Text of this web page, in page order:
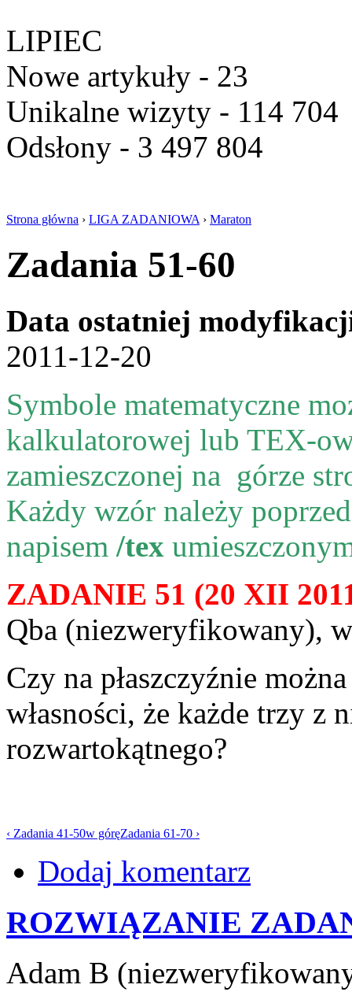
LIPIEC
Nowe artykuły - 23
Unikalne wizyty - 114 704
Odsłony - 3 497 804
Strona główna › LIGA ZADANIOWA › Maraton
Zadania 51-60
Data ostatniej
2011-12-20
Symbole matematyczne
kalkulatorowej lub TEX-
zamieszczonej na górze
Każdy wzór należy
napisem /tex
ZADANIE 51 (20 XII
Qba (niezweryfikowany),
Czy na płaszczyźnie
własności, że każde trzy z
rozwartokątnego?
‹ Zadania 41-50w góręZadania 61-70 ›
Dodaj komentarz
ROZWIĄZANIE
Adam B